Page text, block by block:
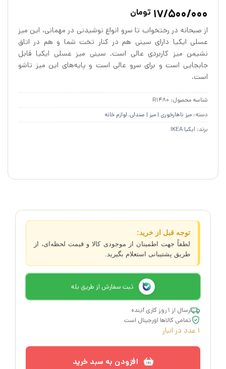
از 5 در
مشتری
17/500/000 تومان
از صبحانه در رختخواب تا سرو انواع نوشیدنی در مهمانی، این میز
عسلی ایکیا دارای سینی هم در کنار تخت شما و هم در اتاق
نشیمن میز کاربردی عالی است. سینی میز عسلی ایکیا قابل
جابجایی است و برای سرو عالی است و پایه‌های این میز تاشو
است.
شناسه محصول: R1480
دسته: میز ناهارخوری | میز | صندلی, لوازم خانه
برند: ایکیا IKEA
توجه قبل از خرید:
لطفاً جهت اطمینان از موجودی کالا و قیمت لحظه‌ای، از
طریق پشتیبانی استعلام بگیرید.
ثبت سفارش از طریق بله
ارسال از ۱ روز کاری آینده
تمامی کالاها اورجینال است
1 عدد در انبار
افزودن به سبد خرید